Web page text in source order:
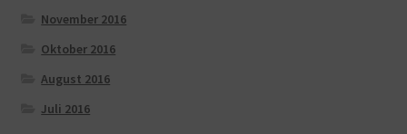
November 2016
Oktober 2016
August 2016
Juli 2016